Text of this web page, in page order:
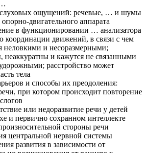
…
слуховых ощущений: речевые, … и шумы
двигательного аппарата
в функционировании … анализатора
координации движений, в связи с чем
неловкими и несоразмерными;
неаккуратны и кажутся не связанными
расстройство может
тела
и способы их преодоления:
при котором происходит повторение
или недоразвитие речи у детей
и первично сохранном интеллекте
стороны речи
центральной нервной системы
развития в зависимости от